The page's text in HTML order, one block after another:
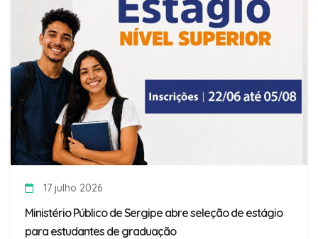
17 julho 2026
Ministério Público de Sergipe abre seleção de estágio
para estudantes de graduação